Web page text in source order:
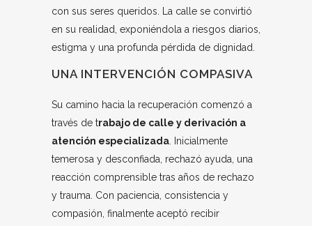
con sus seres queridos. La calle se convirtió
en su realidad, exponiéndola a riesgos diarios,
estigma y una profunda pérdida de dignidad.
UNA INTERVENCIÓN COMPASIVA
Su camino hacia la recuperación comenzó a
través de trabajo de calle y derivación a
atención especializada . Inicialmente
temerosa y desconfiada, rechazó ayuda, una
reacción comprensible tras años de rechazo
y trauma. Con paciencia, consistencia y
compasión, finalmente aceptó recibir